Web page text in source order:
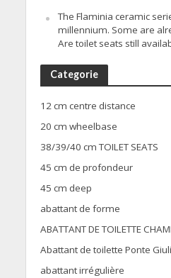
The Flaminia ceramic
millennium. Some are
Are toilet seats still
Categorie
12 cm centre distance
20 cm wheelbase
38/39/40 cm TOILET SEATS
45 cm de profondeur
45 cm deep
abattant de forme
ABATTANT DE TOILETTE
Abattant de toilette Ponte
abattant irrégulière